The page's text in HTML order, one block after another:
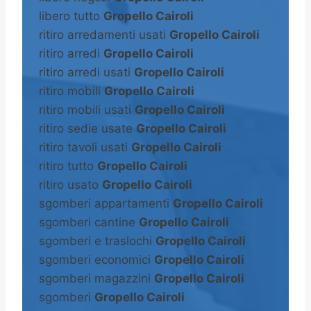
libero tutto Gropello Cairoli
ritiro arredamenti usati Gropello Cairoli
ritiro arredi Gropello Cairoli
ritiro arredi usati Gropello Cairoli
ritiro mobili Gropello Cairoli
ritiro mobili usati Gropello Cairoli
ritiro sedie usate Gropello Cairoli
ritiro tavoli usati Gropello Cairoli
ritiro tutto Gropello Cairoli
ritiro usato Gropello Cairoli
sgomberi appartamenti Gropello Cairoli
sgomberi cantine Gropello Cairoli
sgomberi e traslochi Gropello Cairoli
sgomberi economici Gropello Cairoli
sgomberi magazzini Gropello Cairoli
sgomberi Gropello Cairoli